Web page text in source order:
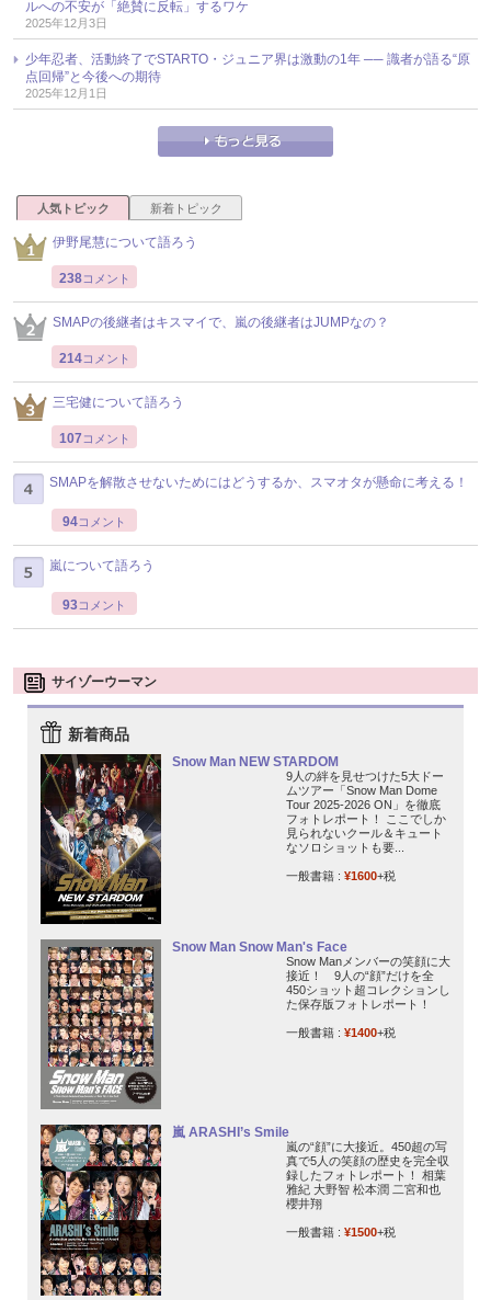
ルへの不安が「絶賛に反転」するワケ
2025年12月3日
少年忍者、活動終了でSTARTO・ジュニア界は激動の1年 ── 識者が語る“原
点回帰”と今後への期待
2025年12月1日
人気トピック 新着トピック
伊野尾慧について語ろう
238コメント
SMAPの後継者はキスマイで、嵐の後継者はJUMPなの？
214コメント
三宅健について語ろう
107 コメント
SMAPを解散させないためにはどうするか、スマオタが懸命に考える！
94コメント
嵐について語ろう
93コメント
サイゾーウーマン
新着商品
Snow Man NEW STARDOM
9人の絆を見せつけた5大ドー
ムツアー「Snow Man Dome
Tour 2025-2026 ON」を徹底
フォトレポート！ ここでしか
見られないクール＆キュート
なソロショットも要...
一般書籍 : ¥1600+税
Snow Man Snow Man's Face
Snow Manメンバーの笑顔に大
接近！ 9人の“顔”だけを全
450ショット超コレクションし
た保存版フォトレポート！
一般書籍 : ¥1400+税
嵐 ARASHI’s Smile
嵐の“顔”に大接近。450超の写
真で5人の笑顔の歴史を完全収
録したフォトレポート！ 相葉
雅紀 大野智 松本潤 二宮和也
櫻井翔
一般書籍 : ¥1500+税